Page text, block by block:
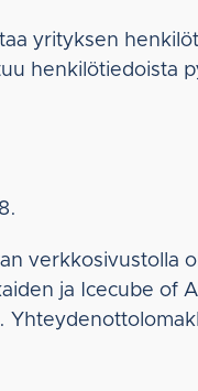
yrityksen
henkilötiedoista
verkkosivustolla
ja Icecube of